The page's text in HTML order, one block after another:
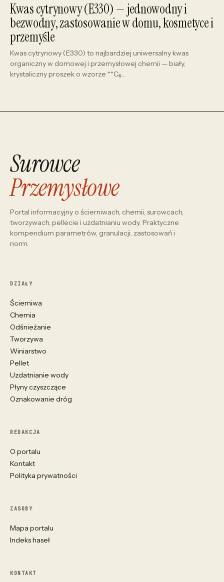
Kwas cytrynowy (E330) — jednowodny i
bezwodny, zastosowanie w domu, kosmetyce i
przemyśle
Kwas cytrynowy (E330) to najbardziej uniwersalny kwas
organiczny w domowej i przemysłowej chemii — biały,
krystaliczny proszek o wzorze **C₆…
Surowce
Przemysłowe
Portal informacyjny o ścierniwach, chemii, surowcach,
tworzywach, pellecie i uzdatnianiu wody. Praktyczne
kompendium parametrów, granulacji, zastosowań i
norm.
DZIAŁY
Ścierniwa
Chemia
Odśnieżanie
Tworzywa
Winiarstwo
Pellet
Uzdatnianie wody
Płyny czyszczące
Oznakowanie dróg
REDAKCJA
O portalu
Kontakt
Polityka prywatności
ZASOBY
Mapa portalu
Indeks haseł
KONTAKT